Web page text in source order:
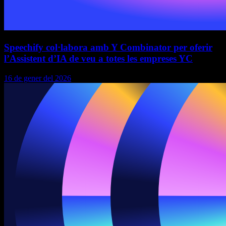
Speechify col·labora amb Y Combinator per oferir
l’Assistent d’IA de veu a totes les empreses YC
16 de gener del 2026